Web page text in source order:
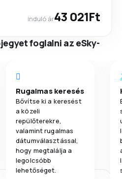
induló ár43 021Ft
foglalni az eSky-
Rugalmas keresés
Bővítse ki a keresést
a közeli
repülőterekre,
valamint rugalmas
dátumválasztással,
hogy megtalálja a
legolcsóbb
lehetőséget.